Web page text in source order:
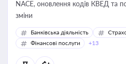
NACE, оновлення кодів КВЕД та
зміни
Банківська діяльність
Фінансові послуги
+13